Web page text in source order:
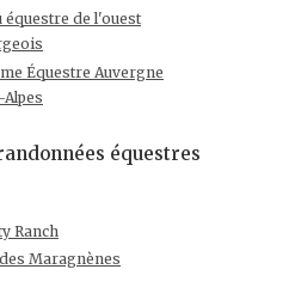
équestre de l'ouest
Équestre Auvergne
équestres
Ranch
Maragnènes